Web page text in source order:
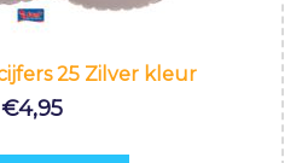
25 Zilver kleur
€4,95